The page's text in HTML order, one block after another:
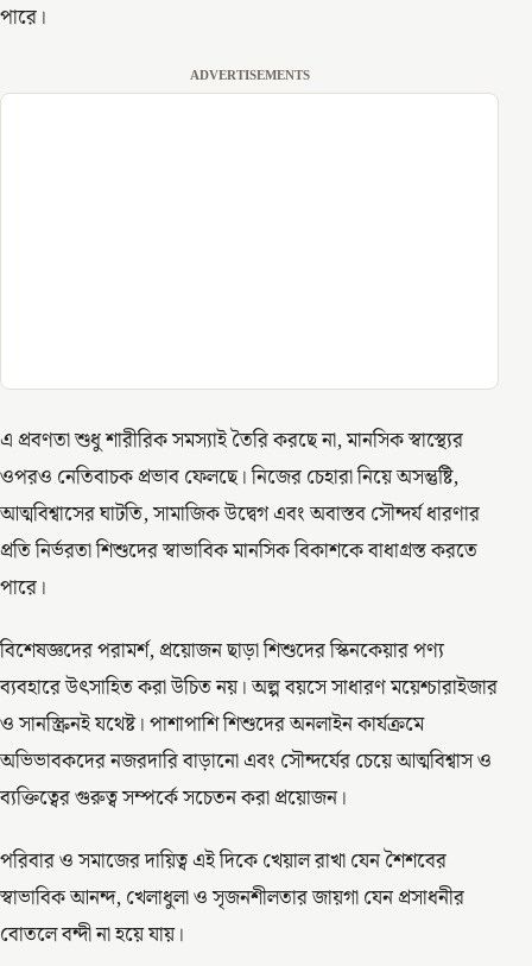
পারে।
ADVERTISEMENTS
এ প্রবণতা শুধু শারীরিক সমস্যাই তৈরি করছে না, মানসিক স্বাস্থ্যের
ওপরও নেতিবাচক প্রভাব ফেলছে। নিজের চেহারা নিয়ে অসন্তুষ্টি,
আত্মবিশ্বাসের ঘাটতি, সামাজিক উদ্বেগ এবং অবাস্তব সৌন্দর্য ধারণার
প্রতি নির্ভরতা শিশুদের স্বাভাবিক মানসিক বিকাশকে বাধাগ্রস্ত করতে
পারে।
বিশেষজ্ঞদের পরামর্শ, প্রয়োজন ছাড়া শিশুদের স্কিনকেয়ার পণ্য
ব্যবহারে উৎসাহিত করা উচিত নয়। অল্প বয়সে সাধারণ ময়েশ্চারাইজার
ও সানস্ক্রিনই যথেষ্ট। পাশাপাশি শিশুদের অনলাইন কার্যক্রমে
অভিভাবকদের নজরদারি বাড়ানো এবং সৌন্দর্যের চেয়ে আত্মবিশ্বাস ও
ব্যক্তিত্বের গুরুত্ব সম্পর্কে সচেতন করা প্রয়োজন।
পরিবার ও সমাজের দায়িত্ব এই দিকে খেয়াল রাখা যেন শৈশবের
স্বাভাবিক আনন্দ, খেলাধুলা ও সৃজনশীলতার জায়গা যেন প্রসাধনীর
বোতলে বন্দী না হয়ে যায়।